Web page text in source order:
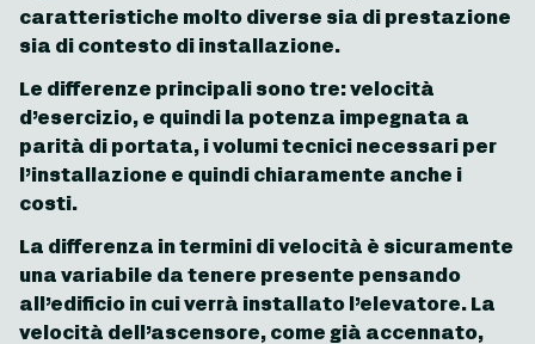
caratteristiche molto diverse sia di prestazione
sia di contesto di installazione.
Le differenze principali sono tre: velocità
d’esercizio, e quindi la potenza impegnata a
parità di portata, i volumi tecnici necessari per
l’installazione e quindi chiaramente anche i
costi.
La differenza in termini di velocità è sicuramente
una variabile da tenere presente pensando
all’edificio in cui verrà installato l’elevatore. La
velocità dell’ascensore, come già accennato,